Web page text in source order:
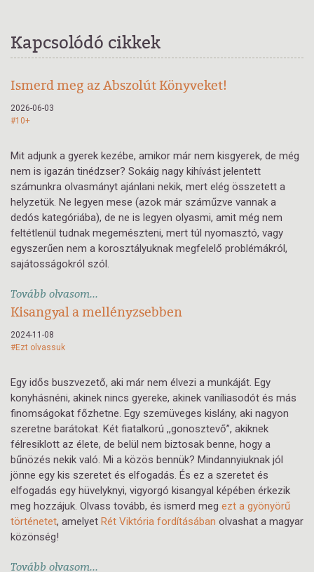
Kapcsolódó cikkek
Ismerd meg az Abszolút Könyveket!
2026-06-03
#10+
Mit adjunk a gyerek kezébe, amikor már nem kisgyerek, de még
nem is igazán tinédzser? Sokáig nagy kihívást jelentett
számunkra olvasmányt ajánlani nekik, mert elég összetett a
helyzetük. Ne legyen mese (azok már száműzve vannak a
dedós kategóriába), de ne is legyen olyasmi, amit még nem
feltétlenül tudnak megemészteni, mert túl nyomasztó, vagy
egyszerűen nem a korosztályuknak megfelelő problémákról,
sajátosságokról szól.
Tovább olvasom...
Kisangyal a mellényzsebben
2024-11-08
#Ezt olvassuk
Egy idős buszvezető, aki már nem élvezi a munkáját. Egy
konyhásnéni, akinek nincs gyereke, akinek vaníliasodót és más
finomságokat főzhetne. Egy szemüveges kislány, aki nagyon
szeretne barátokat. Két fiatalkorú ,,gonosztevő”, akiknek
félresiklott az élete, de belül nem biztosak benne, hogy a
bűnözés nekik való. Mi a közös bennük? Mindannyiuknak jól
jönne egy kis szeretet és elfogadás. És ez a szeretet és
elfogadás egy hüvelyknyi, vigyorgó kisangyal képében érkezik
meg hozzájuk. Olvass tovább, és ismerd meg ezt a gyönyörű
történetet, amelyet Rét Viktória fordításában olvashat a magyar
közönség!
Tovább olvasom...